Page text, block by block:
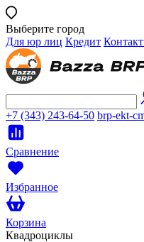
Выберите город
Для юр лиц Кредит
+7 (343) 243-64-50 brp-ekt-
Сравнение
Избранное
Корзина
Квадроциклы